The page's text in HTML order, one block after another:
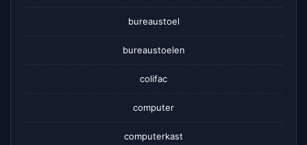
bureaustoel
bureaustoelen
colifac
computer
computerkast